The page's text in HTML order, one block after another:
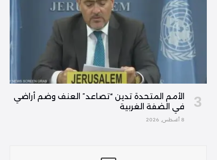
الأمم المتحدة تدين “تصاعد” العنف وضم أراضي
في الضفة الغربية
8 أغسطس, 2026